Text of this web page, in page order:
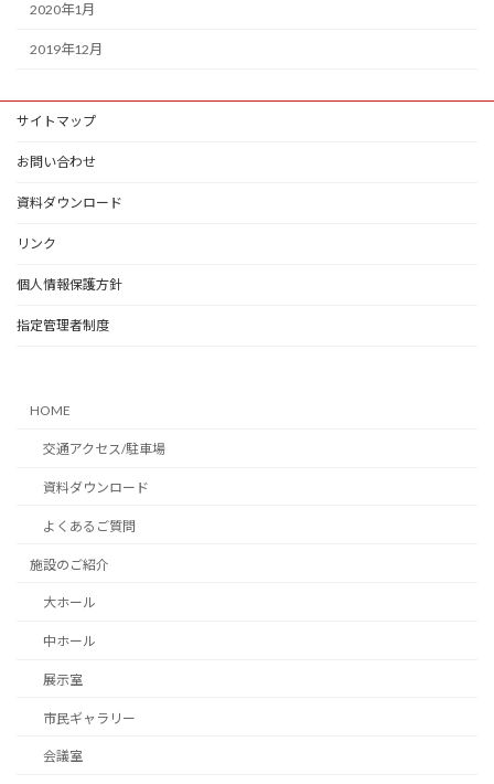
2020年1月
2019年12月
サイトマップ
お問い合わせ
資料ダウンロード
リンク
個人情報保護方針
指定管理者制度
HOME
交通アクセス/駐車場
資料ダウンロード
よくあるご質問
施設のご紹介
大ホール
中ホール
展示室
市民ギャラリー
会議室